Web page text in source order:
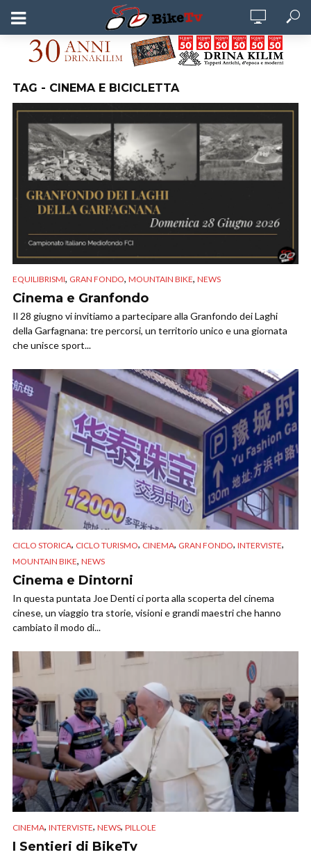
TAG - CINEMA E BICICLETTA
EQUILIBRISMI, GRAN FONDO, MOUNTAIN BIKE, NEWS
Cinema e Granfondo
Il 28 giugno vi invitiamo a partecipare alla Granfondo dei Laghi
della Garfagnana: tre percorsi, un territorio unico e una giornata
che unisce sport...
CICLO STORICA, CICLO TURISMO, CINEMA, GRAN FONDO, INTERVISTE,
MOUNTAIN BIKE, NEWS
Cinema e Dintorni
In questa puntata Joe Denti ci porta alla scoperta del cinema
cinese, un viaggio tra storie, visioni e grandi maestri che hanno
cambiato il modo di...
CINEMA, INTERVISTE, NEWS, PILLOLE
I Sentieri di BikeTv